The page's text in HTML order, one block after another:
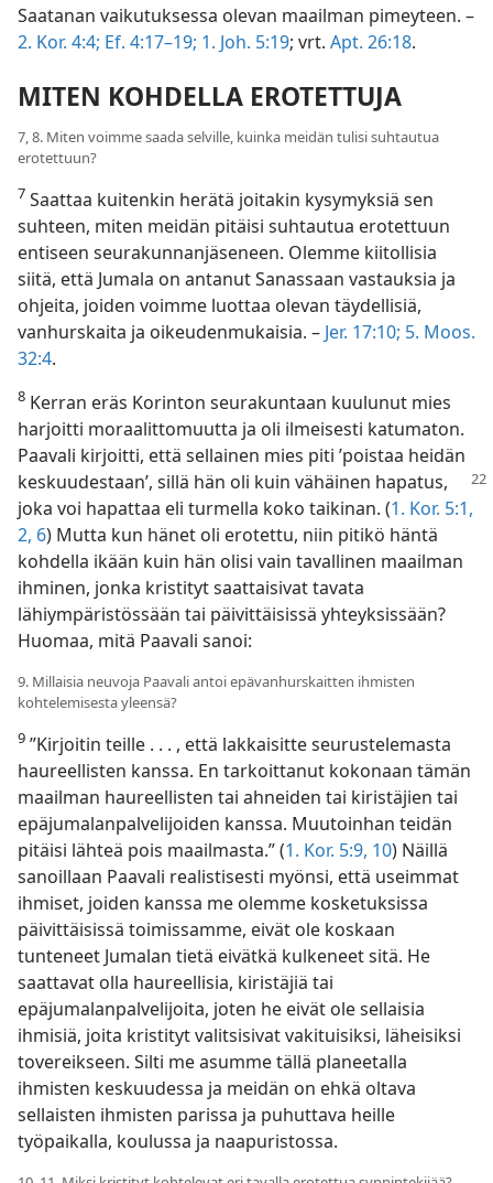
Saatanan vaikutuksessa olevan maailman pimeyteen. –
2. Kor. 4:4; Ef. 4:17–19; 1. Joh. 5:19; vrt. Apt. 26:18.
MITEN KOHDELLA EROTETTUJA
7, 8. Miten voimme saada selville, kuinka meidän tulisi suhtautua
erotettuun?
7 Saattaa kuitenkin herätä joitakin kysymyksiä sen
suhteen, miten meidän pitäisi suhtautua erotettuun
entiseen seurakunnanjäseneen. Olemme kiitollisia
siitä, että Jumala on antanut Sanassaan vastauksia ja
ohjeita, joiden voimme luottaa olevan täydellisiä,
vanhurskaita ja oikeudenmukaisia. – Jer. 17:10; 5. Moos.
32:4.
8 Kerran eräs Korinton seurakuntaan kuulunut mies
harjoitti moraalittomuutta ja oli ilmeisesti katumaton.
Paavali kirjoitti, että sellainen mies piti ’poistaa heidän
keskuudestaan’, sillä hän oli kuin vähäinen hapatus,
joka voi hapattaa eli turmella koko taikinan. (1. Kor. 5:1,
2, 6) Mutta kun hänet oli erotettu, niin pitikö häntä
kohdella ikään kuin hän olisi vain tavallinen maailman
ihminen, jonka kristityt saattaisivat tavata
lähiympäristössään tai päivittäisissä yhteyksissään?
Huomaa, mitä Paavali sanoi:
9. Millaisia neuvoja Paavali antoi epävanhurskaitten ihmisten
kohtelemisesta yleensä?
9 ”Kirjoitin teille . . . , että lakkaisitte seurustelemasta
haureellisten kanssa. En tarkoittanut kokonaan tämän
maailman haureellisten tai ahneiden tai kiristäjien tai
epäjumalanpalvelijoiden kanssa. Muutoinhan teidän
pitäisi lähteä pois maailmasta.” (1. Kor. 5:9, 10) Näillä
sanoillaan Paavali realistisesti myönsi, että useimmat
ihmiset, joiden kanssa me olemme kosketuksissa
päivittäisissä toimissamme, eivät ole koskaan
tunteneet Jumalan tietä eivätkä kulkeneet sitä. He
saattavat olla haureellisia, kiristäjiä tai
epäjumalanpalvelijoita, joten he eivät ole sellaisia
ihmisiä, joita kristityt valitsisivat vakituisiksi, läheisiksi
tovereikseen. Silti me asumme tällä planeetalla
ihmisten keskuudessa ja meidän on ehkä oltava
sellaisten ihmisten parissa ja puhuttava heille
työpaikalla, koulussa ja naapuristossa.